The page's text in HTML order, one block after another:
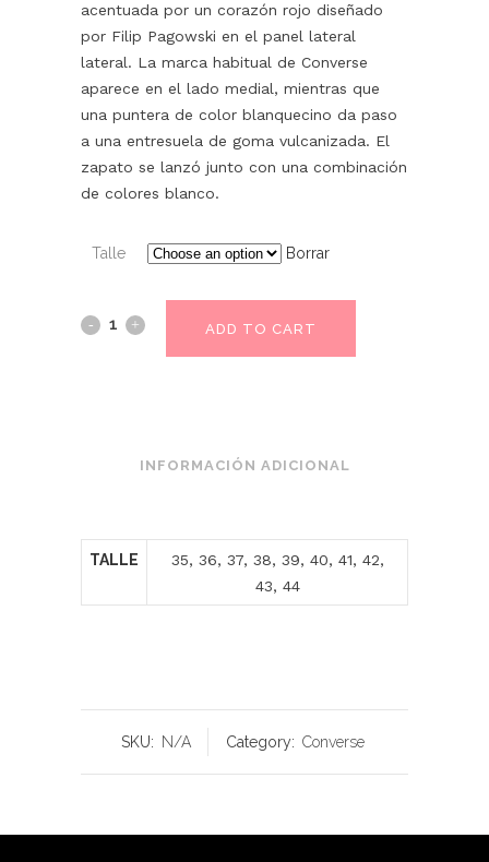
acentuada por un corazón rojo diseñado
por Filip Pagowski en el panel lateral
lateral. La marca habitual de Converse
aparece en el lado medial, mientras que
una puntera de color blanquecino da paso
a una entresuela de goma vulcanizada. El
zapato se lanzó junto con una combinación
de colores blanco.
Talle Borrar
ADD TO CART
INFORMACIÓN ADICIONAL
TALLE
35, 36, 37, 38, 39, 40, 41, 42,
43, 44
SKU: N/A Category: Converse